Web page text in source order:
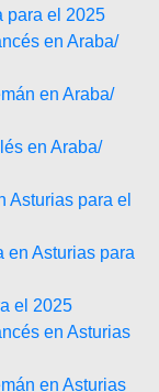
para el 2025
en Araba/
en Araba/
en Araba/
Asturias para el
en Asturias para
el 2025
en Asturias
en Asturias